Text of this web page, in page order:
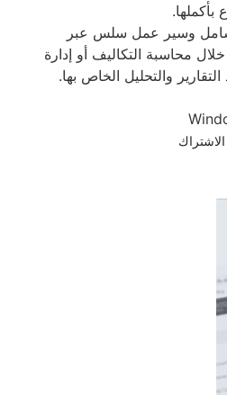
وسير عمل سلس عبر
محاسبة التكاليف أو إدارة
والتحليل الخاص بها.